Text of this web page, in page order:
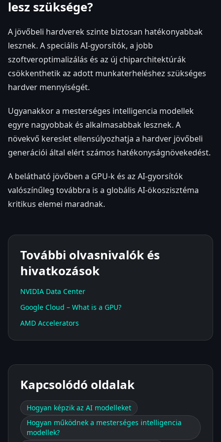
lesz szüksége?
A jövőbeli hardverek szinte biztosan hatékonyabbak
lesznek. A speciális AI-gyorsítók, a jobb
szoftveroptimalizálás és az új chiparchitektúrák
csökkenthetik az adott munkaterheléshez szükséges
hardver mennyiségét.
Ugyanakkor a mesterséges intelligencia modellek
egyre nagyobbak és alkalmasabbak lesznek. A
növekvő kereslet ellensúlyozhatja a hardver jövőbeli
generációi által elért számos hatékonyságnövekedést.
A belátható jövőben a GPU-k és az AI-gyorsítók
valószínűleg továbbra is a globális AI-ökoszisztéma
kritikus elemei maradnak.
További olvasnivalók és
hivatkozások
NVIDIA Data Center
Google Cloud – What is a GPU?
AMD Accelerators
Kapcsolódó oldalak
Hogyan képzik az AI modelleket
Hogyan működnek a mesterséges intelligencia
modellek?